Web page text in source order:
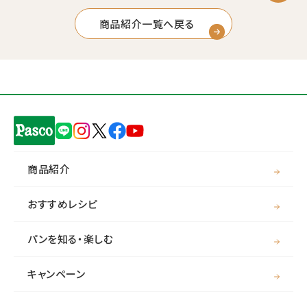
商品紹介一覧へ戻る
商品紹介
おすすめレシピ
パンを知る・楽しむ
キャンペーン